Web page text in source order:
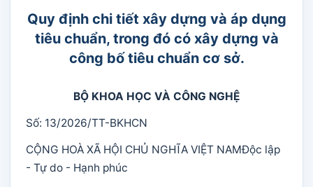
Quy định chi tiết xây dựng và áp dụng
tiêu chuẩn, trong đó có xây dựng và
công bố tiêu chuẩn cơ sở.
BỘ KHOA HỌC VÀ CÔNG NGHỆ
Số: 13/2026/TT-BKHCN
CỘNG HOÀ XÃ HỘI CHỦ NGHĨA VIỆT NAMĐộc lập
- Tự do - Hạnh phúc